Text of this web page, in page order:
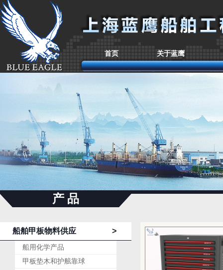
首页 关于蓝鹰
产 品
船舶甲板物料供应 >
船用化学产品
甲板垫木和护舷靠球